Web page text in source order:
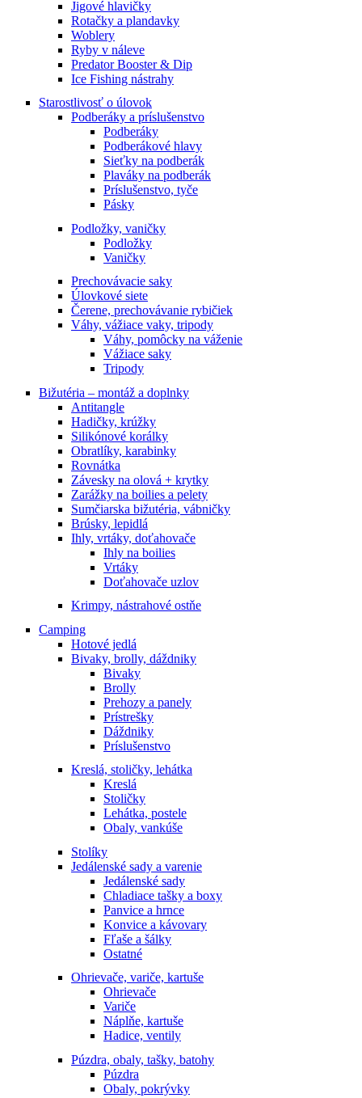
Jigové hlavičky
Rotačky a plandavky
Woblery
Ryby v náleve
Predator Booster & Dip
Ice Fishing nástrahy
Starostlivosť o úlovok
Podberáky a príslušenstvo
Podberáky
Podberákové hlavy
Sieťky na podberák
Plaváky na podberák
Príslušenstvo, tyče
Pásky
Podložky, vaničky
Podložky
Vaničky
Prechovávacie saky
Úlovkové siete
Čerene, prechovávanie rybičiek
Váhy, vážiace vaky, tripody
Váhy, pomôcky na váženie
Vážiace saky
Tripody
Bižutéria – montáž a doplnky
Antitangle
Hadičky, krúžky
Silikónové korálky
Obratlíky, karabinky
Rovnátka
Závesky na olová + krytky
Zarážky na boilies a pelety
Sumčiarska bižutéria, vábničky
Brúsky, lepidlá
Ihly, vrtáky, doťahovače
Ihly na boilies
Vrtáky
Doťahovače uzlov
Krimpy, nástrahové ostňe
Camping
Hotové jedlá
Bivaky, brolly, dáždniky
Bivaky
Brolly
Prehozy a panely
Prístrešky
Dáždniky
Príslušenstvo
Kreslá, stoličky, lehátka
Kreslá
Stoličky
Lehátka, postele
Obaly, vankúše
Stolíky
Jedálenské sady a varenie
Jedálenské sady
Chladiace tašky a boxy
Panvice a hrnce
Konvice a kávovary
Fľaše a šálky
Ostatné
Ohrievače, variče, kartuše
Ohrievače
Variče
Náplňe, kartuše
Hadice, ventily
Púzdra, obaly, tašky, batohy
Púzdra
Obaly, pokrývky